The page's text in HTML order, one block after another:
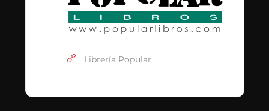
Librería Popular